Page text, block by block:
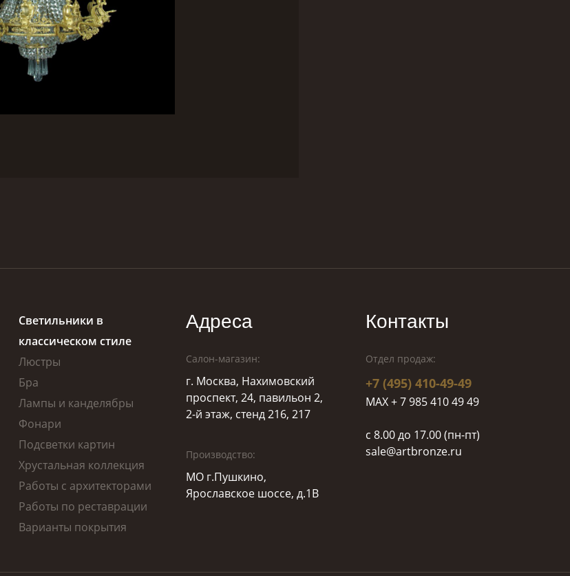
Светильники в
классическом стиле
Люстры
Бра
Лампы и канделябры
Фонари
Подсветки картин
Хрустальная коллекция
Работы с архитекторами
Работы по реставрации
Варианты покрытия
Адреса
Салон-магазин:
г. Москва, Нахимовский
проспект, 24, павильон 2,
2-й этаж, стенд 216, 217
Производство:
МО г.Пушкино,
Ярославское шоссе, д.1В
Контакты
Отдел продаж:
+7 (495) 410-49-49
MAX + 7 985 410 49 49
c 8.00 до 17.00 (пн-пт)
sale@artbronze.ru